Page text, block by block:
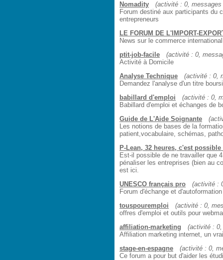
Nomadity
(activité : 0,
Forum destiné aux participants du
entrepreneurs
LE FORUM DE L'IMPORT-
News sur le commerce
ptit-job-facile
(activité : 0,
Activité à Domicile
Analyse Technique
(activité : 0,
Demandez l'analyse d'un titre
babillard d'emploi
(activité : 0,
Babillard d'emploi et échanges de
Guide de L'Aide Soignante
Les notions de bases de la
patient,vocabulaire, schémas,
P-Lean, 32 heures, c'est possible
Est-il possible de ne travailler que
pénaliser les entreprises (bien au
est ici.
UNESCO français pro
(activité :
Forum d'échange et d'autoformation
touspouremploi
(activité : 0,
offres d'emploi et outils pour
affiliation-marketing
(activité :
Affiliation marketing internet, un
stage-en-espagne
(activité : 0,
Ce forum a pour but d'aider les